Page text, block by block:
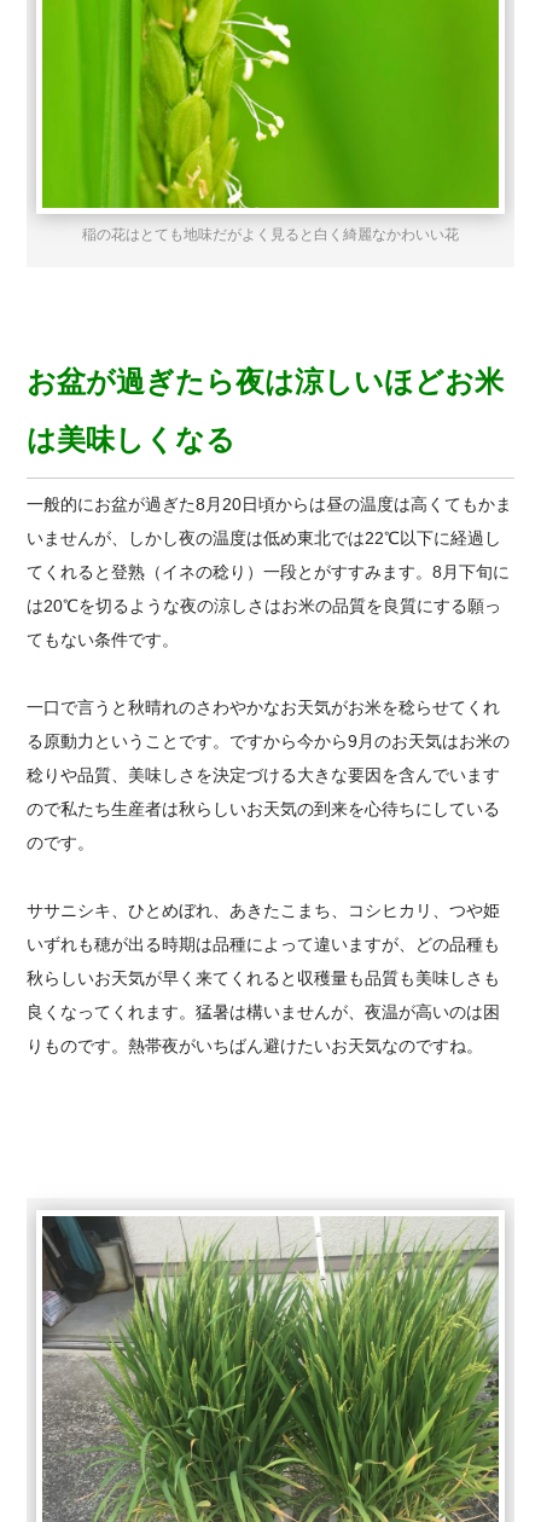
稲の花はとても地味だがよく見ると白く綺麗なかわいい花
お盆が過ぎたら夜は涼しいほどお米
は美味しくなる
一般的にお盆が過ぎた8月20日頃からは昼の温度は高くてもかま
いませんが、しかし夜の温度は低め東北では22℃以下に経過し
てくれると登熟（イネの稔り）一段とがすすみます。8月下旬に
は20℃を切るような夜の涼しさはお米の品質を良質にする願っ
てもない条件です。
一口で言うと秋晴れのさわやかなお天気がお米を稔らせてくれ
る原動力ということです。ですから今から9月のお天気はお米の
稔りや品質、美味しさを決定づける大きな要因を含んでいます
ので私たち生産者は秋らしいお天気の到来を心待ちにしている
のです。
ササニシキ、ひとめぼれ、あきたこまち、コシヒカリ、つや姫
いずれも穂が出る時期は品種によって違いますが、どの品種も
秋らしいお天気が早く来てくれると収穫量も品質も美味しさも
良くなってくれます。猛暑は構いませんが、夜温が高いのは困
りものです。熱帯夜がいちばん避けたいお天気なのですね。